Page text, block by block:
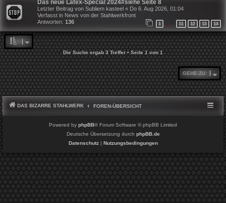
Das neue Latex-Special 2024#siehe Seite 8
Letzter Beitrag von Subliem kasteel « Do 6. Aug 2026, 01:04
Verfasst in News von der Stahlwerkfront
Antworten: 136 1 11 12 13 14
Die Suche ergab 3 Treffer • Seite1von1
GEHE ZU
DAS BIZARRE STAHLWERK FOREN-ÜBERSICHT
Powered by phpBB® Forum Software © phpBB Limited
Deutsche Übersetzung durch phpBB.de
Datenschutz| Nutzungsbedingungen